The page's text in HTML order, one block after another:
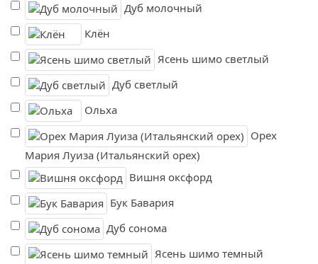
Дуб молочный
Клён
Ясень шимо светлый
Дуб светлый
Ольха
Орех
Мария Луиза (Итальянский орех)
Вишня оксфорд
Бук Бавария
Дуб сонома
Ясень шимо темный